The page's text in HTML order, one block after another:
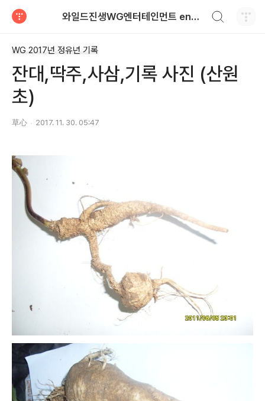
와일드진생WG엔터테인먼트 entertainment
WG 2017년 정유년 기록
잔대,딱주,사삼,기록 사진 (산원
초)
草心 2017. 11. 30. 05:47